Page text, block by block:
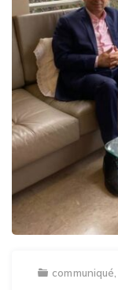
communiqué,